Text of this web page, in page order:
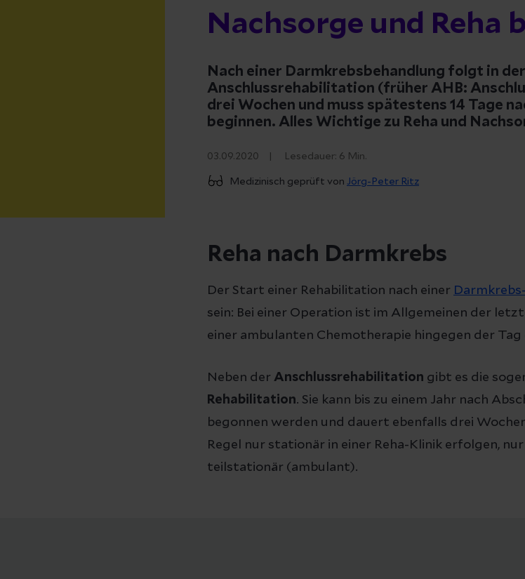
Nachsorge und Reha
Nach einer Darmkrebsbehandlung folgt in
Anschlussrehabilitation (früher AHB:
drei Wochen und muss spätestens 14 Tage
beginnen. Alles Wichtige zu Reha und
03.09.2020 Lesedauer: 6 Min.
Medizinisch geprüft von Jörg-Peter Ritz
Reha nach Darmkrebs
Der Start einer Rehabilitation nach einer
sein: Bei einer Operation ist im Allgemeinen der
einer ambulanten Chemotherapie hingegen der
Neben der Anschlussrehabilitation gibt es die
Rehabilitation. Sie kann bis zu einem Jahr nach
begonnen werden und dauert ebenfalls drei
Regel nur stationär in einer Reha-Klinik erfolgen,
teilstationär (ambulant).